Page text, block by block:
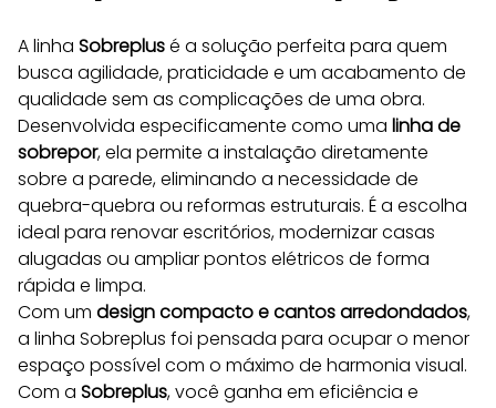
A linha Sobreplus é a solução perfeita para quem
busca agilidade, praticidade e um acabamento de
qualidade sem as complicações de uma obra.
Desenvolvida especificamente como uma linha de
sobrepor, ela permite a instalação diretamente
sobre a parede, eliminando a necessidade de
quebra-quebra ou reformas estruturais. É a escolha
ideal para renovar escritórios, modernizar casas
alugadas ou ampliar pontos elétricos de forma
rápida e limpa.
Com um design compacto e cantos arredondados,
a linha Sobreplus foi pensada para ocupar o menor
espaço possível com o máximo de harmonia visual.
Com a Sobreplus, você ganha em eficiência e